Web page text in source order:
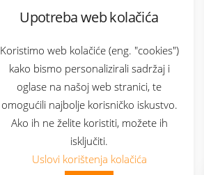
Upotreba web kolačića
Koristimo web kolačiće (eng. "cookies")
kako bismo personalizirali sadržaj i
oglase na našoj web stranici, te
omogućili najbolje korisničko iskustvo.
Ako ih ne želite koristiti, možete ih
isključiti.
Uslovi korištenja kolačića
Bonus plus
Prijava za newsletter